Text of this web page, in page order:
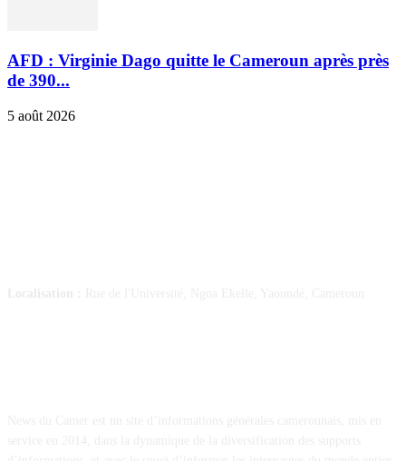
AFD : Virginie Dago quitte le Cameroun après près
de 390...
5 août 2026